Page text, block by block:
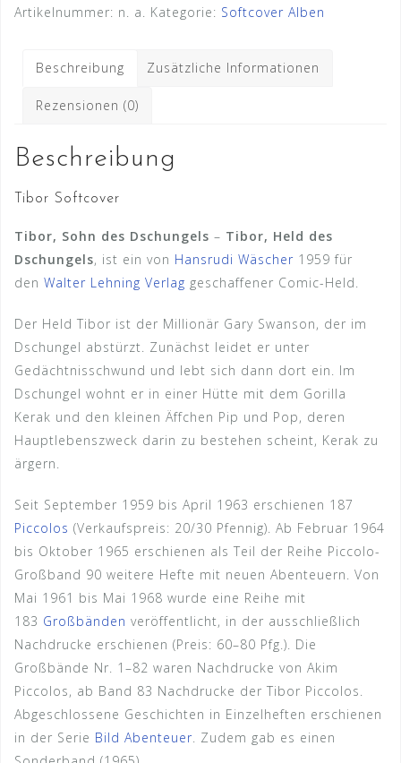
div.
-
40
64)
Menge
Artikelnummer: n. a. Kategorie: Softcover Alben
Beschreibung Zusätzliche Informationen
Rezensionen (0)
Beschreibung
Tibor Softcover
Tibor, Sohn des Dschungels – Tibor, Held des
Dschungels, ist ein von Hansrudi Wäscher 1959 für
den Walter Lehning Verlag geschaffener Comic-Held.
Der Held Tibor ist der Millionär Gary Swanson, der im
Dschungel abstürzt. Zunächst leidet er unter
Gedächtnisschwund und lebt sich dann dort ein. Im
Dschungel wohnt er in einer Hütte mit dem Gorilla
Kerak und den kleinen Äffchen Pip und Pop, deren
Hauptlebenszweck darin zu bestehen scheint, Kerak zu
ärgern.
Seit September 1959 bis April 1963 erschienen 187
Piccolos (Verkaufspreis: 20/30 Pfennig). Ab Februar 1964
bis Oktober 1965 erschienen als Teil der Reihe Piccolo-
Großband 90 weitere Hefte mit neuen Abenteuern. Von
Mai 1961 bis Mai 1968 wurde eine Reihe mit
183 Großbänden veröffentlicht, in der ausschließlich
Nachdrucke erschienen (Preis: 60–80 Pfg.). Die
Großbände Nr. 1–82 waren Nachdrucke von Akim
Piccolos, ab Band 83 Nachdrucke der Tibor Piccolos.
Abgeschlossene Geschichten in Einzelheften erschienen
in der Serie Bild Abenteuer. Zudem gab es einen